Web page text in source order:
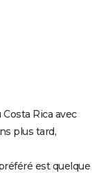
Rica avec
plus tard,
est quelque